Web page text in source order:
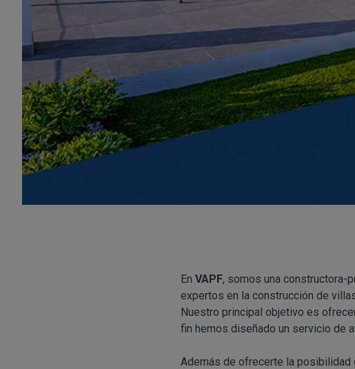
En VAPF, somos una constructora-
expertos en la construcción de
Nuestro principal objetivo es
fin hemos diseñado un servicio de
Además de ofrecerte la posibilidad